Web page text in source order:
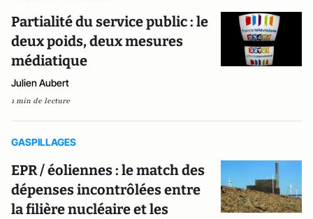
Partialité du service public : le
deux poids, deux mesures
médiatique
Julien Aubert
1 min de lecture
GASPILLAGES
EPR / éoliennes : le match des
dépenses incontrôlées entre
la filière nucléaire et les